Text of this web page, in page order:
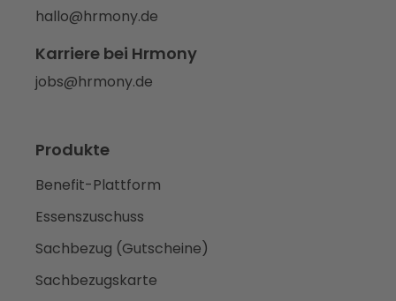
hallo@hrmony.de
Karriere bei Hrmony
jobs@hrmony.de
Produkte
Benefit-Plattform
Essenszuschuss
Sachbezug (Gutscheine)
Sachbezugskarte